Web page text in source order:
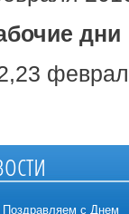
дни
Поздравляем с Днем